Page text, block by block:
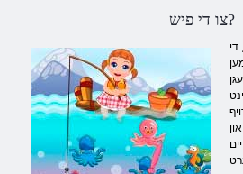
צו די פיש?